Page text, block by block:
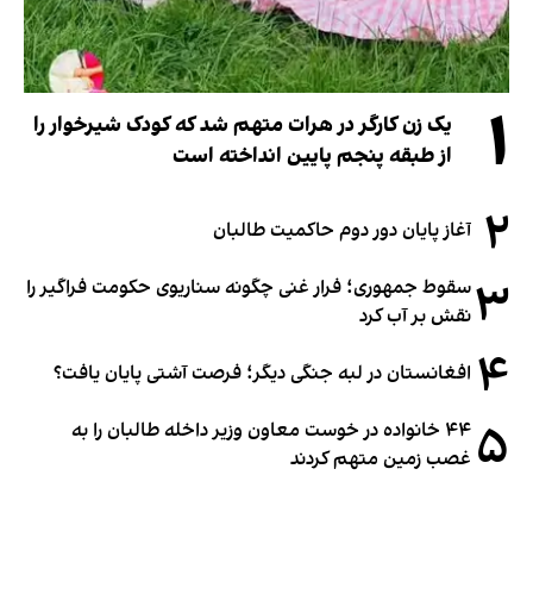
۱
یک زن کارگر در هرات متهم شد که کودک شیرخوار را
از طبقه پنجم پایین انداخته است
۲ آغاز پایان دور دوم حاکمیت طالبان
۳سقوط جمهوری؛ فرار غنی چگونه سناریوی حکومت فراگیر را
نقش بر آب کرد
۴ افغانستان در لبه جنگی دیگر؛ فرصت آشتی پایان یافت؟
۵
۴۴ خانواده در خوست معاون وزیر داخله طالبان را به
غصب زمین متهم کردند